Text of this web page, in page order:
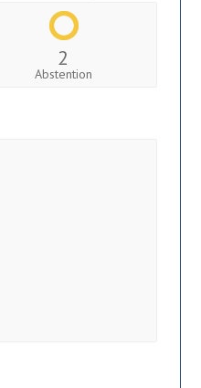
2
Abstention